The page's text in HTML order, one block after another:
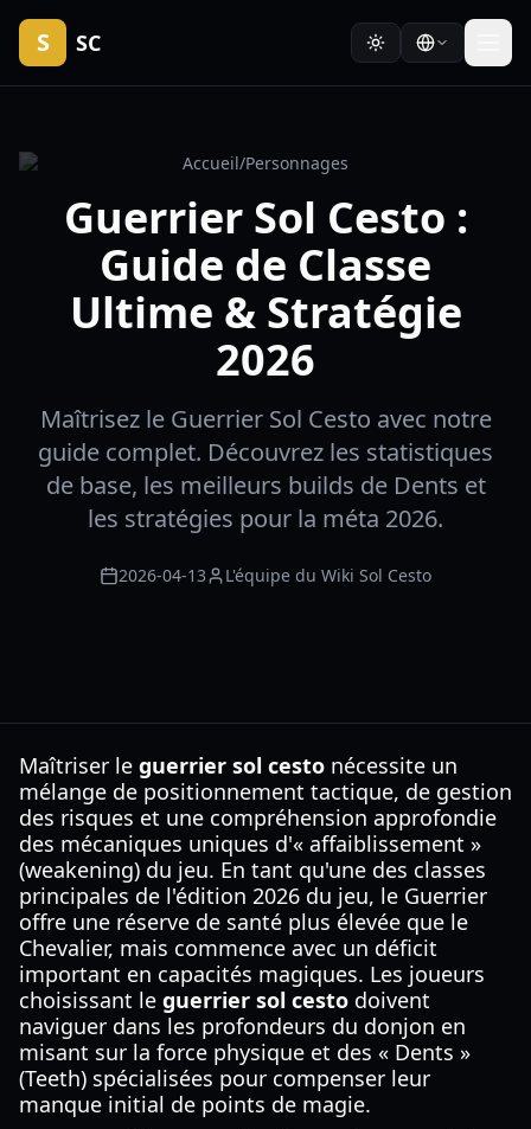
S SC
Accueil/Personnages
Guerrier Sol Cesto :
Guide de Classe
Ultime & Stratégie
2026
Maîtrisez le Guerrier Sol Cesto avec notre
guide complet. Découvrez les statistiques
de base, les meilleurs builds de Dents et
les stratégies pour la méta 2026.
2026-04-13 L'équipe du Wiki Sol Cesto
Maîtriser le guerrier sol cesto nécessite un
mélange de positionnement tactique, de gestion
des risques et une compréhension approfondie
des mécaniques uniques d'« affaiblissement »
(weakening) du jeu. En tant qu'une des classes
principales de l'édition 2026 du jeu, le Guerrier
offre une réserve de santé plus élevée que le
Chevalier, mais commence avec un déficit
important en capacités magiques. Les joueurs
choisissant le guerrier sol cesto doivent
naviguer dans les profondeurs du donjon en
misant sur la force physique et des « Dents »
(Teeth) spécialisées pour compenser leur
manque initial de points de magie.